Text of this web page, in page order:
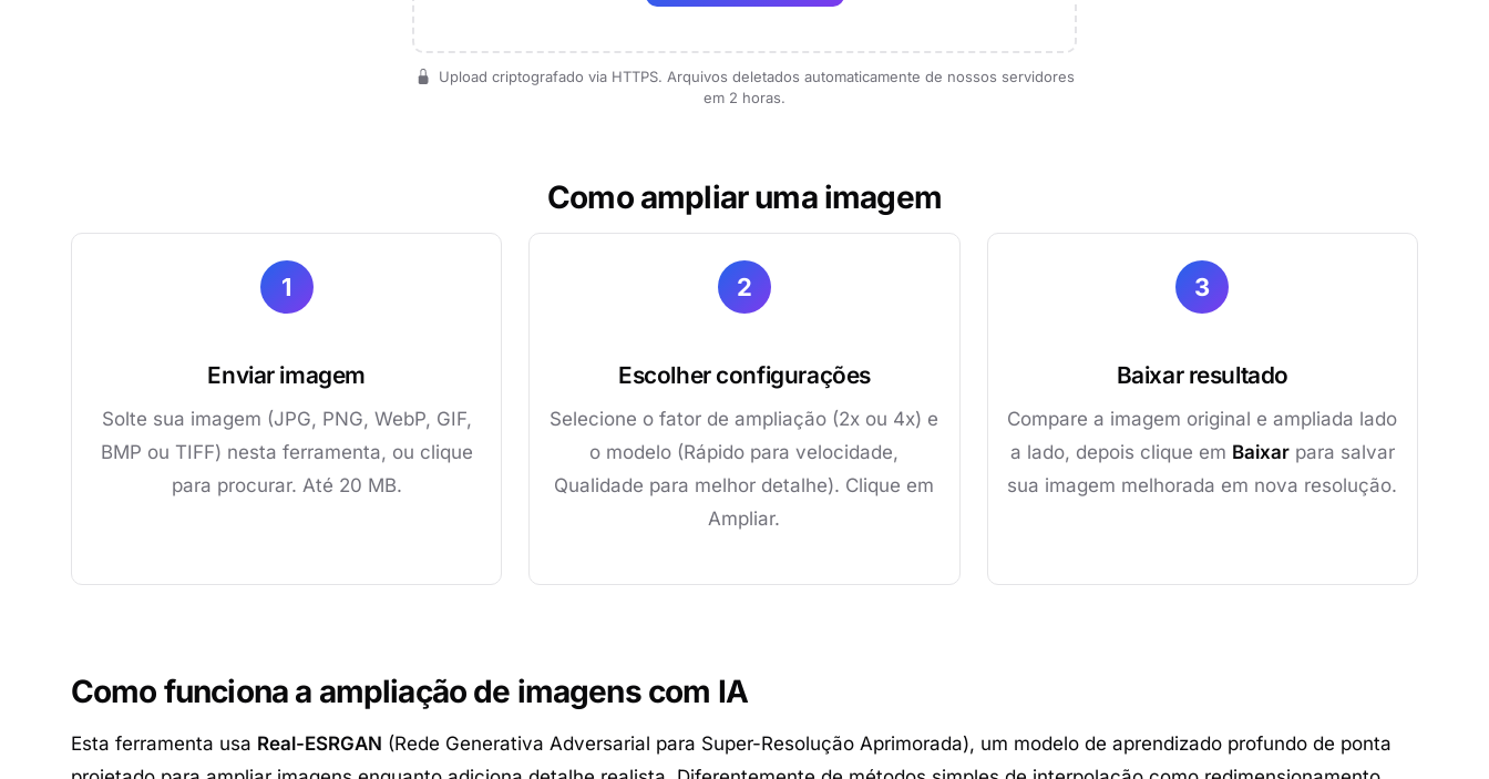
Upload criptografado via HTTPS. Arquivos deletados automaticamente de nossos servidores
em 2 horas.
Como ampliar uma imagem
1
Enviar imagem
Solte sua imagem (JPG, PNG, WebP, GIF,
BMP ou TIFF) nesta ferramenta, ou clique
para procurar. Até 20 MB.
2
Escolher configurações
Selecione o fator de ampliação (2x ou 4x) e
o modelo (Rápido para velocidade,
Qualidade para melhor detalhe). Clique em
Ampliar.
3
Baixar resultado
Compare a imagem original e ampliada lado
a lado, depois clique em Baixarpara salvar
sua imagem melhorada em nova resolução.
Como funciona a ampliação de imagens com IA
Esta ferramenta usa Real-ESRGAN (Rede Generativa Adversarial para Super-Resolução Aprimorada), um modelo de aprendizado profundo de ponta